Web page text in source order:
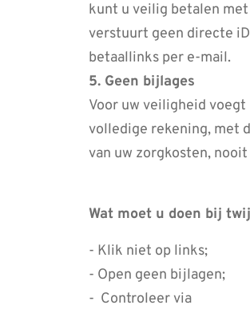
kunt u veilig betalen
verstuurt geen directe
betaallinks per e-mail.
5. Geen bijlages
Voor uw veiligheid voegt
volledige rekening, met
van uw zorgkosten,
Wat moet u doen bij
- Klik niet op links;
- Open geen bijlagen;
- Controleer via